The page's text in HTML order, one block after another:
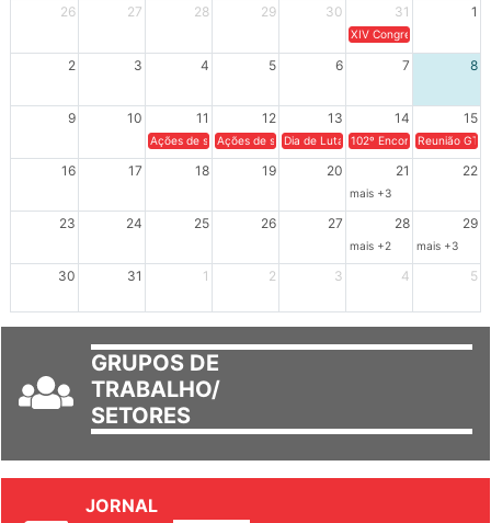
26
27 28 29 30 31 1
XIV Congresso Brasileiro
2 3 4 5 6 7 8
9 10 11 12 13 14 15
Ações de solidariedade a Cuba no Rio Grande do Sul - 100
Ações de solidariedade a Cuba no Rio Grande do
Dia de Luta em Defesa de Cuba e da
102º Encontro da
Reunião
16 17 18 19 20 21 22
mais +3
23 24 25 26 27 28 29
mais +2 mais +3
30 31 1 2 3 4 5
GRUPOS DE
TRABALHO/
SETORES
JORNAL